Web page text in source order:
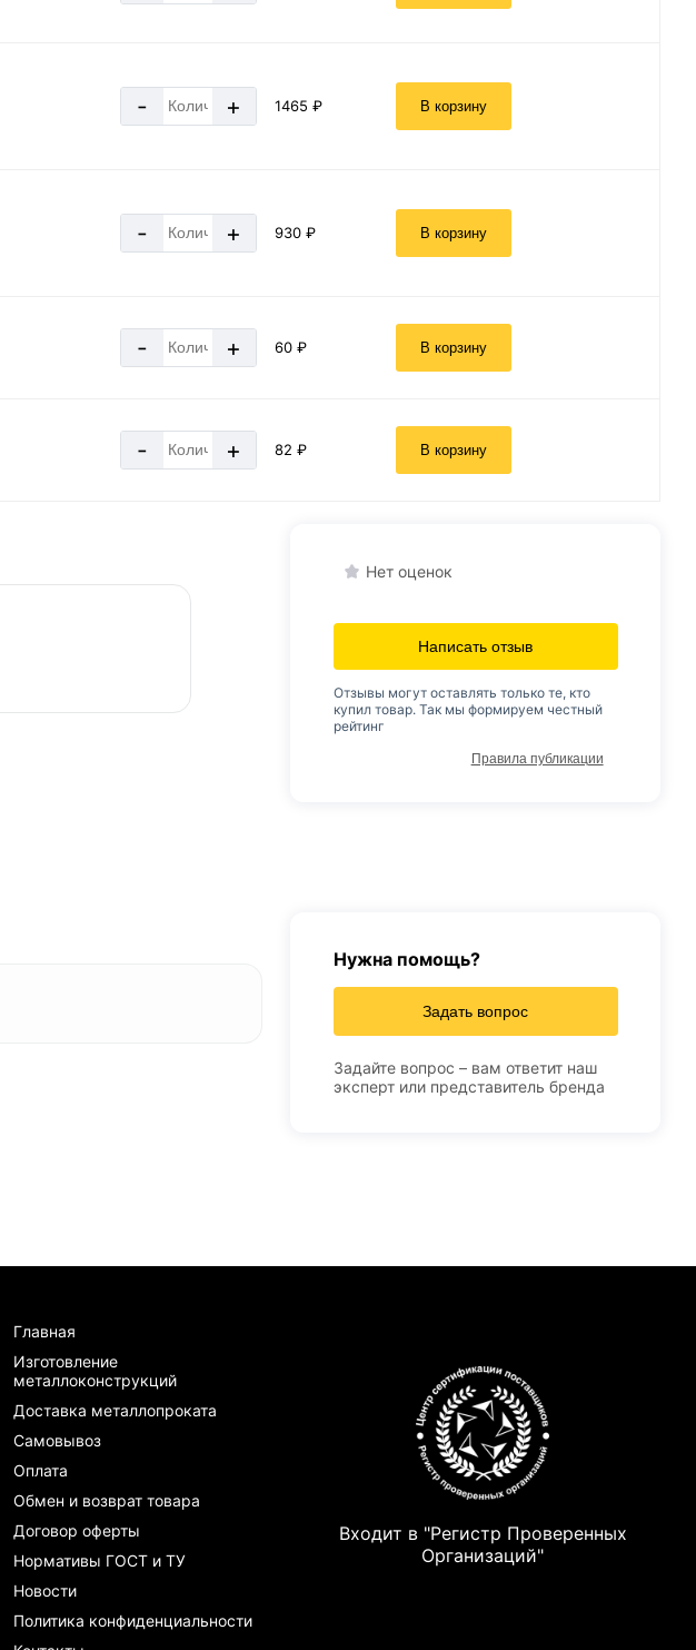
- + 1465 ₽ В корзину
- + 930 ₽ В корзину
- + 60 ₽ В корзину
- + 82 ₽ В корзину
Нет оценок
Написать отзыв
Отзывы могут оставлять только те, кто
купил товар. Так мы формируем честный
рейтинг
Правила публикации
Нужна помощь?
Задать вопрос
Задайте вопрос – вам ответит наш
эксперт или представитель бренда
Главная
Изготовление
металлоконструкций
Доставка металлопроката
Самовывоз
Оплата
Обмен и возврат товара
Договор оферты
Нормативы ГОСТ и ТУ
Новости
Политика конфиденциальности
Входит в "Регистр Проверенных
Организаций"